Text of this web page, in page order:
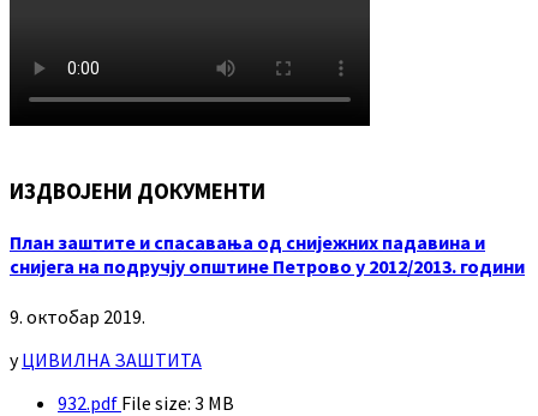
ИЗДВОЈЕНИ ДОКУМЕНТИ
План заштите и спасавања од снијежних падавина и
снијега на подручју општине Петрово у 2012/2013. години
9. октобар 2019.
уЦИВИЛНА ЗАШТИТА
932.pdf File size: 3 MB